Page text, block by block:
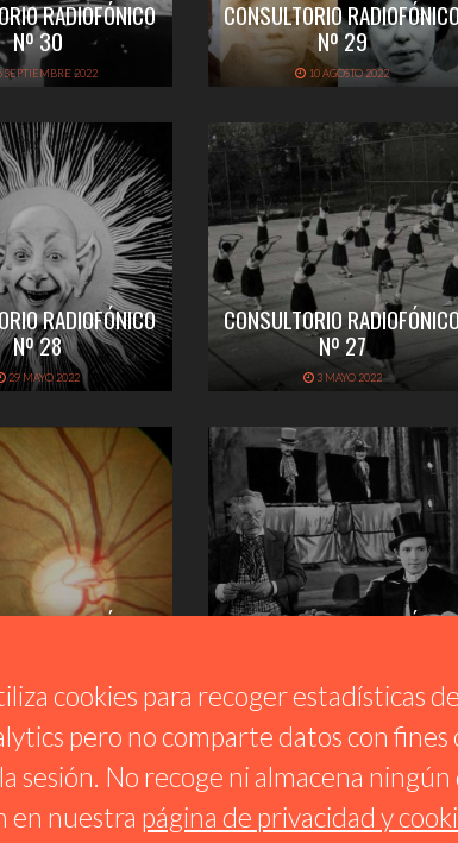
RADIOFÓNICO Nº 25
RADIOFÓNICO
Nº 30
SEPTIEMBRE 2022
CONSULTORIO
Nº 29
10 AGOSTO 2022
RADIOFÓNICO
Nº 28
29 MAYO 2022
CONSULTORIO
Nº 27
3 MAYO 2022
RADIOFÓNICO CONSULTORIO
cookies para recoger estadísticas
pero no comparte datos con
sesión. No recoge ni almacena
en nuestra página de privacidad y